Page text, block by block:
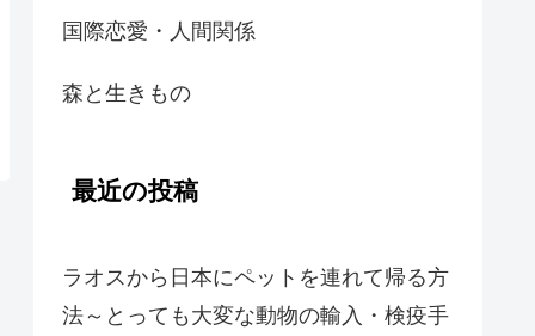
国際恋愛・人間関係
森と生きもの
最近の投稿
ラオスから日本にペットを連れて帰る方
法～とっても大変な動物の輸入・検疫手